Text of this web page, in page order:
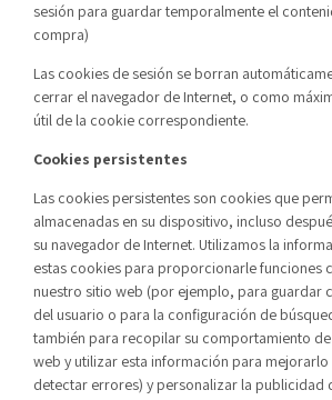
sesión para guardar temporalmente el
compra)
Las cookies de sesión se borran
cerrar el navegador de Internet, o como
útil de la cookie correspondiente.
Cookies persistentes
Las cookies persistentes son cookies que
almacenadas en su dispositivo, incluso
su navegador de Internet. Utilizamos la
estas cookies para proporcionarle funciones
nuestro sitio web (por ejemplo, para guardar
del usuario o para la configuración de
también para recopilar su comportamiento
web y utilizar esta información para
detectar errores) y personalizar la publicidad